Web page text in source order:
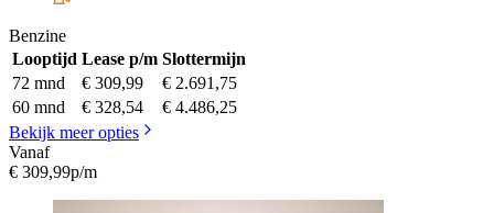
Benzine
Looptijd Lease p/m Slottermijn
72 mnd
€ 309,99
€ 2.691,75
60 mnd
€ 328,54
€ 4.486,25
Bekijk meer opties
Vanaf
€ 309,99p/m